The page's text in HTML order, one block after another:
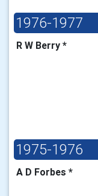
1976-1977
R W Berry *
1975-1976
A D Forbes *